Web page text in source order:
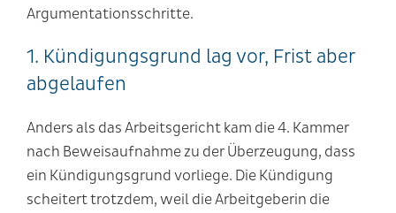
Argumentationsschritte.
1. Kündigungsgrund lag vor, Frist aber
abgelaufen
Anders als das Arbeitsgericht kam die 4. Kammer
nach Beweisaufnahme zu der Überzeugung, dass
ein Kündigungsgrund vorliege. Die Kündigung
scheitert trotzdem, weil die Arbeitgeberin die